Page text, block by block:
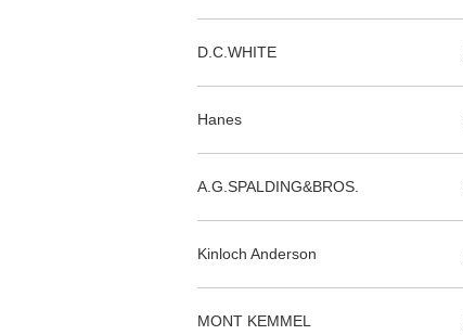
D.C.WHITE
Hanes
A.G.SPALDING&BROS.
Kinloch Anderson
MONT KEMMEL